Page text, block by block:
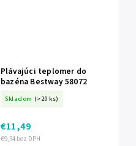
Plávajúci teplomer do
bazéna Bestway 58072
Skladom (>20 ks)
€9,34 bez DPH
€11,49